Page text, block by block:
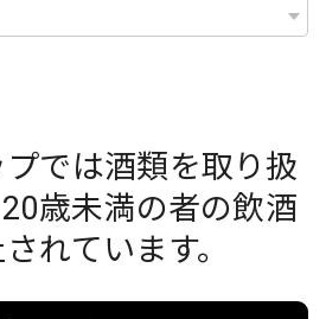
では酒類を取り扱
歳未満の者の飲酒
れています。